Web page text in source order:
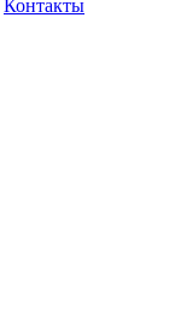
Контакты